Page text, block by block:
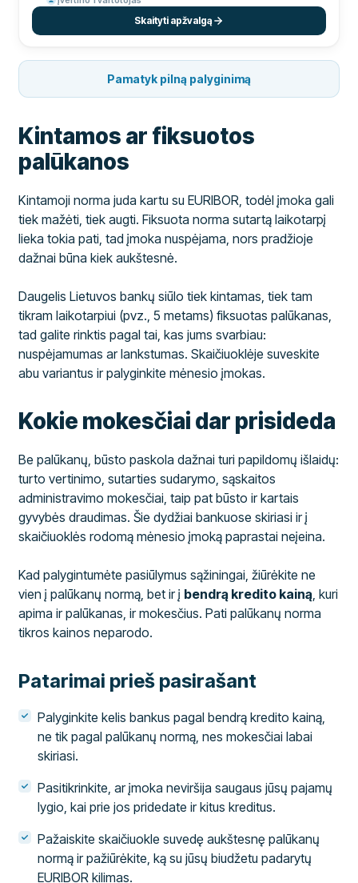
Skaityti apžvalgą
Pamatyk pilną palyginimą
Kintamos ar fiksuotos
palūkanos
Kintamoji norma juda kartu su EURIBOR, todėl įmoka gali
tiek mažėti, tiek augti. Fiksuota norma sutartą laikotarpį
lieka tokia pati, tad įmoka nuspėjama, nors pradžioje
dažnai būna kiek aukštesnė.
Daugelis Lietuvos bankų siūlo tiek kintamas, tiek tam
tikram laikotarpiui (pvz., 5 metams) fiksuotas palūkanas,
tad galite rinktis pagal tai, kas jums svarbiau:
nuspėjamumas ar lankstumas. Skaičiuoklėje suveskite
abu variantus ir palyginkite mėnesio įmokas.
Kokie mokesčiai dar prisideda
Be palūkanų, būsto paskola dažnai turi papildomų išlaidų:
turto vertinimo, sutarties sudarymo, sąskaitos
administravimo mokesčiai, taip pat būsto ir kartais
gyvybės draudimas. Šie dydžiai bankuose skiriasi ir į
skaičiuoklės rodomą mėnesio įmoką paprastai neįeina.
Kad palygintumėte pasiūlymus sąžiningai, žiūrėkite ne
vien į palūkanų normą, bet ir į bendrą kredito kainą, kuri
apima ir palūkanas, ir mokesčius. Pati palūkanų norma
tikros kainos neparodo.
Patarimai prieš pasirašant
Palyginkite kelis bankus pagal bendrą kredito kainą,
ne tik pagal palūkanų normą, nes mokesčiai labai
skiriasi.
Pasitikrinkite, ar įmoka neviršija saugaus jūsų pajamų
lygio, kai prie jos pridedate ir kitus kreditus.
Pažaiskite skaičiuokle suvedę aukštesnę palūkanų
normą ir pažiūrėkite, ką su jūsų biudžetu padarytų
EURIBOR kilimas.